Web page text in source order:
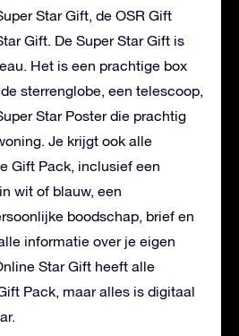
Star Gift, de OSR Gift
Gift. De Super Star Gift is
Het is een prachtige box
sterrenglobe, een telescoop,
Star Poster die prachtig
Je krijgt ook alle
Gift Pack, inclusief een
wit of blauw, een
boodschap, brief en
informatie over je eigen
Star Gift heeft alle
Pack, maar alles is digitaal